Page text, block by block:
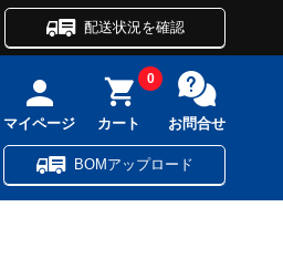
配送状況を確認
マイページ カート
0
お問合せ
BOMアップロード